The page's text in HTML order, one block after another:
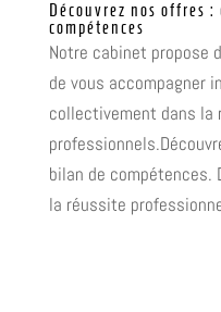
Découvrez nos offres
compétences
Notre cabinet propose
de vous accompagner
collectivement dans la
bilan de compétences.
la réussite